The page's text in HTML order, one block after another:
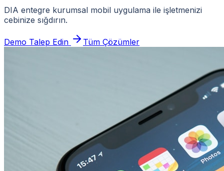
DIA entegre kurumsal mobil uygulama ile işletmenizi
cebinize sığdırın.
Demo Talep Edin Tüm Çözümler